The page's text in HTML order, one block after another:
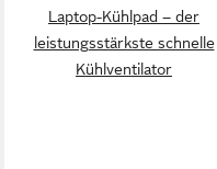
Laptop-Kühlpad – der
leistungsstärkste schnelle
Kühlventilator